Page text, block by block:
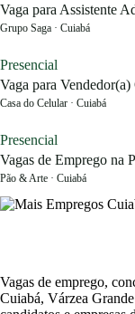
Vaga para Assistente
Grupo Saga · Cuiabá
Presencial
Vaga para
Casa do Celular · Cuiabá
Presencial
Vagas de Emprego na
Pão & Arte · Cuiabá
Vagas de emprego,
Cuiabá, Várzea